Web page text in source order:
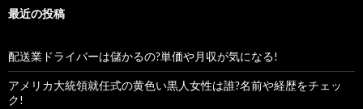
最近の投稿
配送業ドライバーは儲かるの?単価や月収が気になる!
アメリカ大統領就任式の黄色い黒人女性は誰?名前や経歴をチェッ
ク!